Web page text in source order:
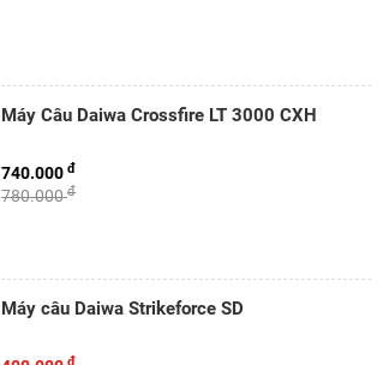
Máy Câu Daiwa Crossfire LT 3000 CXH
780.000đ
740.000 đ
Máy câu Daiwa Strikeforce SD
đ